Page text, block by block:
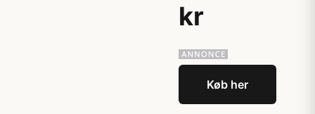
kr
Køb her